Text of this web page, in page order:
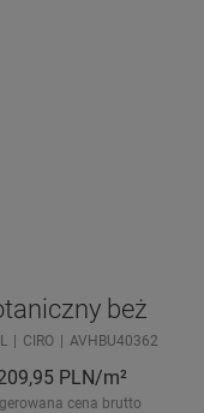
beż
CIRO AVHBU40362
PLN/m²
cena brutto